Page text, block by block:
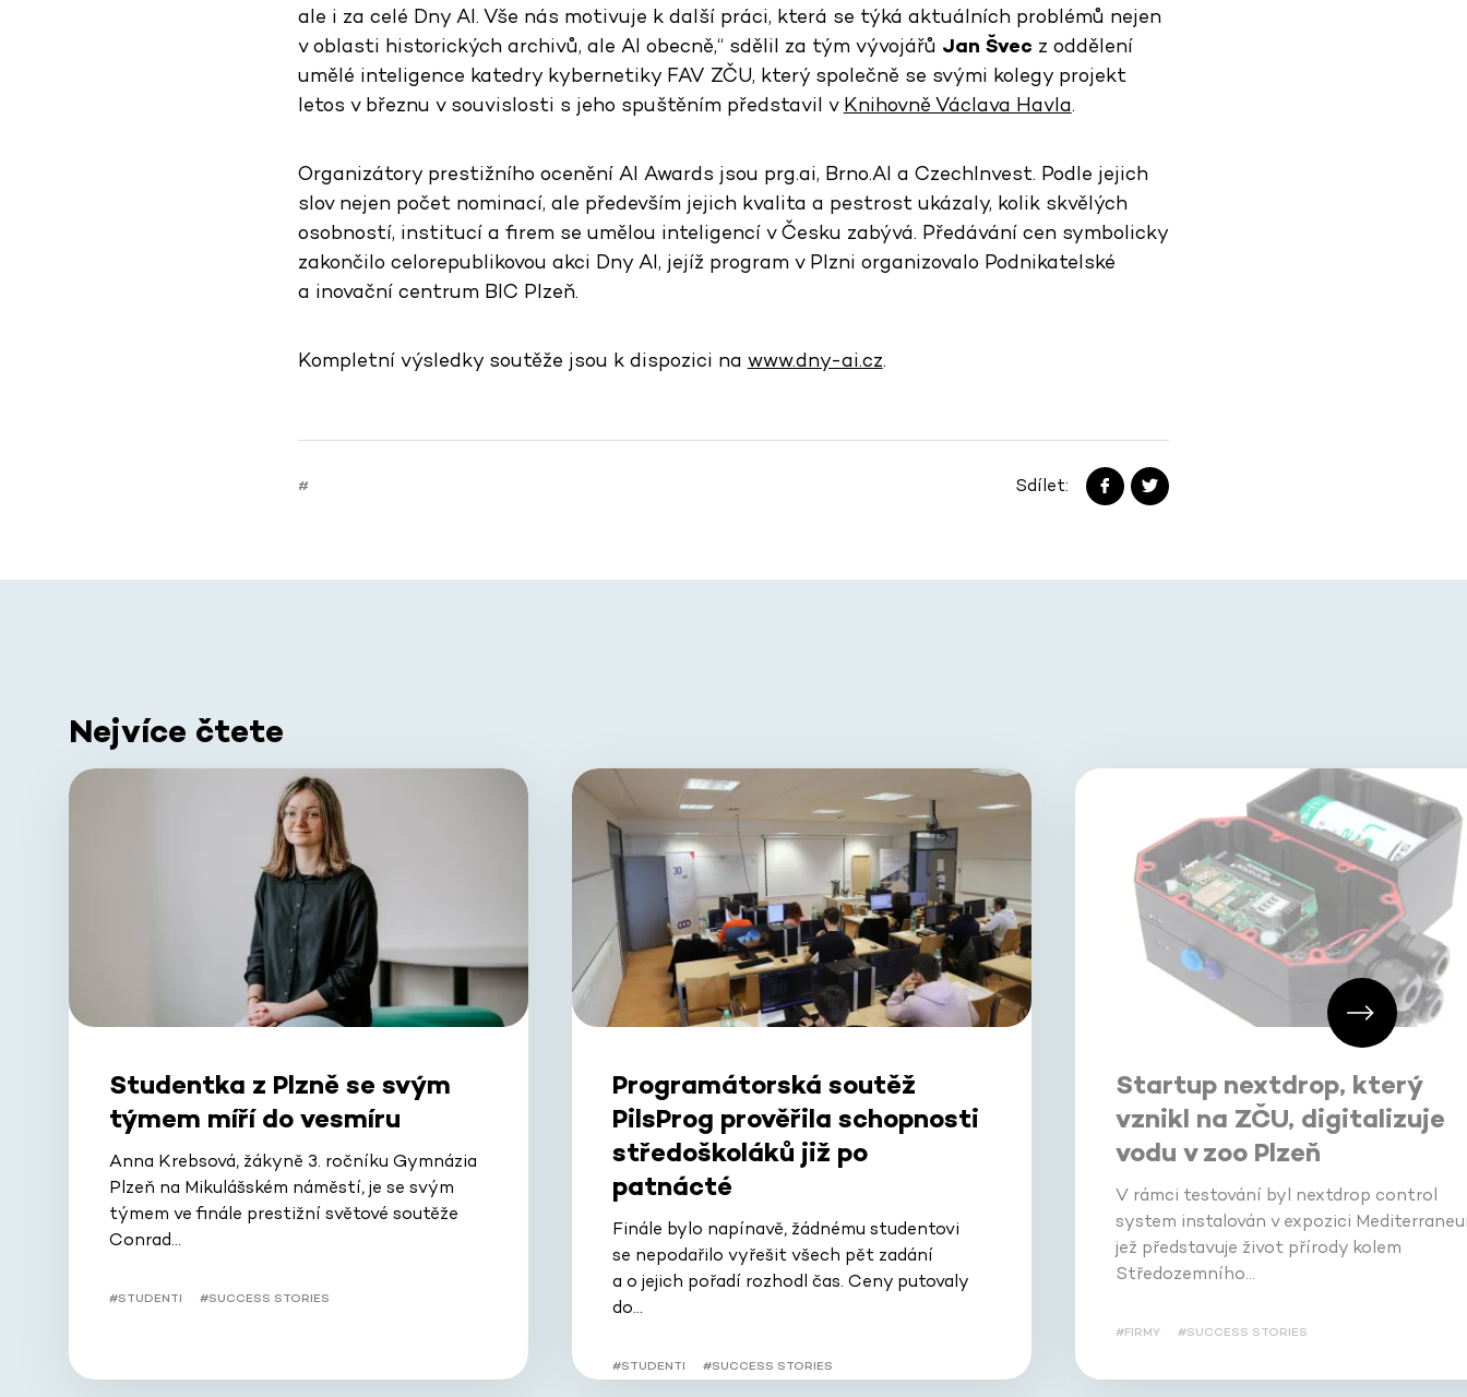
ale i za celé Dny AI. Vše nás motivuje k další práci, která se týká aktuálních problémů nejen
v oblasti historických archivů, ale AI obecně,“ sdělil za tým vývojářů Jan Švec z oddělení
umělé inteligence katedry kybernetiky FAV ZČU, který společně se svými kolegy projekt
letos v březnu v souvislosti s jeho spuštěním představil v Knihovně Václava Havla.
Organizátory prestižního ocenění AI Awards jsou prg.ai, Brno.AI a CzechInvest. Podle jejich
slov nejen počet nominací, ale především jejich kvalita a pestrost ukázaly, kolik skvělých
osobností, institucí a firem se umělou inteligencí v Česku zabývá. Předávání cen symbolicky
zakončilo celorepublikovou akci Dny AI, jejíž program v Plzni organizovalo Podnikatelské
a inovační centrum BIC Plzeň.
Kompletní výsledky soutěže jsou k dispozici na www.dny-ai.cz.
# Sdílet:
Nejvíce čtete
Studentka z Plzně se svým
týmem míří do vesmíru
Anna Krebsová, žákyně 3. ročníku Gymnázia
Plzeň na Mikulášském náměstí, je se svým
týmem ve finále prestižní světové soutěže
Conrad…
#STUDENTI #SUCCESS STORIES
Programátorská soutěž
PilsProg prověřila schopnosti
středoškoláků již po
patnácté
Finále bylo napínavě, žádnému studentovi
se nepodařilo vyřešit všech pět zadání
a o jejich pořadí rozhodl čas. Ceny putovaly
do…
#STUDENTI #SUCCESS STORIES
Startup nextdrop, který
vznikl na ZČU, digitalizuje
vodu v zoo Plzeň
V rámci testování byl nextdrop control
system instalován v expozici
jež představuje život přírody kolem
Středozemního…
#FIRMY #SUCCESS STORIES